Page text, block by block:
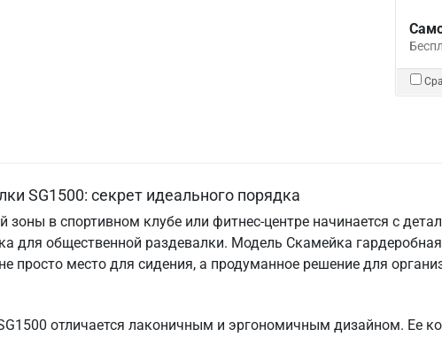
SG1500: секрет идеального порядка
зоны в спортивном клубе или фитнес-центре начинается с
для общественной раздевалки. Модель Скамейка
просто место для сидения, а продуманное решение для
отличается лаконичным и эргономичным дизайном. Ее